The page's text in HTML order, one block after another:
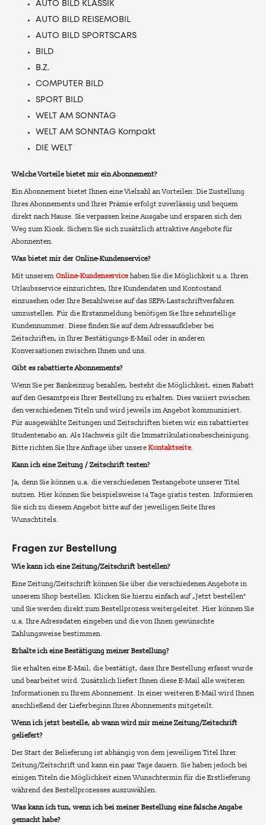
AUTO BILD KLASSIK
AUTO BILD REISEMOBIL
AUTO BILD SPORTSCARS
BILD
B.Z.
COMPUTER BILD
SPORT BILD
WELT AM SONNTAG
WELT AM SONNTAG Kompakt
DIE WELT
Welche Vorteile bietet mir ein Abonnement?
Ein Abonnement bietet Ihnen eine Vielzahl an Vorteilen: Die Zustellung
Ihres Abonnements und Ihrer Prämie erfolgt zuverlässig und bequem
direkt nach Hause. Sie verpassen keine Ausgabe und ersparen sich den
Weg zum Kiosk. Sichern Sie sich zusätzlich attraktive Angebote für
Abonnenten.
Was bietet mir der Online-Kundenservice?
Mit unserem Online-Kundenservice haben Sie die Möglichkeit u.a. Ihren
Urlaubsservice einzurichten, Ihre Kundendaten und Kontostand
einzusehen oder Ihre Bezahlweise auf das SEPA-Lastschriftverfahren
umzustellen. Für die Erstanmeldung benötigen Sie Ihre zehnstellige
Kundennummer. Diese finden Sie auf dem Adressaufkleber bei
Zeitschriften, in Ihrer Bestätigungs-E-Mail oder in anderen
Konversationen zwischen Ihnen und uns.
Gibt es rabattierte Abonnements?
Wenn Sie per Bankeinzug bezahlen, besteht die Möglichkeit, einen Rabatt
auf den Gesamtpreis Ihrer Bestellung zu erhalten. Dies variiert zwischen
den verschiedenen Titeln und wird jeweils im Angebot kommuniziert.
Für ausgewählte Zeitungen und Zeitschriften bieten wir ein rabattiertes
Studentenabo an. Als Nachweis gilt die Immatrikulationsbescheinigung.
Bitte richten Sie Ihre Anfrage über unsere Kontaktseite.
Kann ich eine Zeitung / Zeitschrift testen?
Ja, denn Sie können u.a. die verschiedenen Testangebote unserer Titel
nutzen. Hier können Sie beispielsweise 14 Tage gratis testen. Informieren
Sie sich zu diesem Angebot bitte auf der jeweiligen Seite Ihres
Wunschtitels.
Fragen zur Bestellung
Wie kann ich eine Zeitung/Zeitschrift bestellen?
Eine Zeitung/Zeitschrift können Sie über die verschiedenen Angebote in
unserem Shop bestellen. Klicken Sie hierzu einfach auf „Jetzt bestellen“
und Sie werden direkt zum Bestellprozess weitergeleitet. Hier können Sie
u.a. Ihre Adressdaten eingeben und die von Ihnen gewünschte
Zahlungsweise bestimmen.
Erhalte ich eine Bestätigung meiner Bestellung?
Sie erhalten eine E-Mail, die bestätigt, dass Ihre Bestellung erfasst wurde
und bearbeitet wird. Zusätzlich liefert Ihnen diese E-Mail alle weiteren
Informationen zu Ihrem Abonnement. In einer weiteren E-Mail wird Ihnen
anschließend der Lieferbeginn Ihres Abonnements mitgeteilt.
Wenn ich jetzt bestelle, ab wann wird mir meine Zeitung/Zeitschrift
geliefert?
Der Start der Belieferung ist abhängig von dem jeweiligen Titel Ihrer
Zeitung/Zeitschrift und kann ein paar Tage dauern. Sie haben jedoch bei
einigen Titeln die Möglichkeit einen Wunschtermin für die Erstlieferung
während des Bestellprozesses auszuwählen.
Was kann ich tun, wenn ich bei meiner Bestellung eine falsche Angabe
gemacht habe?